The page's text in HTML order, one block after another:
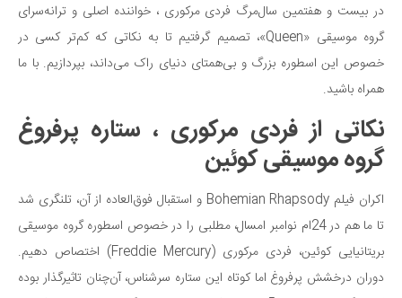
تغذیه سالم
بهداشت
بیماری و درمان
کودک و مادر
ورزش و تندرستی
روانشناسی
مراکز پزشکی و دارویی
فرهنگ و هنر
سینما و تئاتر
در بیست و هفتمین سال‌مرگ فردی مرکوری ، خواننده اصلی و ترانه‌سرای
گروه موسیقی «Queen»، تصمیم گرفتیم تا به نکاتی که کم‌تر کسی در
خصوص این اسطوره بزرگ و بی‌همتای دنیای راک می‌داند، بپردازیم. با ما
همراه باشید.
نکاتی از فردی مرکوری ، ستاره پرفروغ
گروه موسیقی کوئین
اکران فیلم Bohemian Rhapsody و استقبال فوق‌العاده از آن، تلنگری شد
تا ما هم در 24ام نوامبر امسال، مطلبی را در خصوص اسطوره گروه موسیقی
بریتانیایی کوئین، فردی مرکوری (Freddie Mercury) اختصاص دهیم.
دوران درخشش پرفروغ اما کوتاه این ستاره سرشناس، آن‌چنان تاثیرگذار بوده